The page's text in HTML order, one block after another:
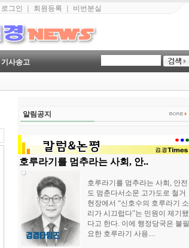
로그인 회원등록 비번분실
기사송고
알림공지
호루라기를 멈추라는 사회, 안..
호루라기를 멈추라는 사회, 안전
도 멈춘다서소문 고가도로 철거
현장에서 “신호수의 호루라기 소
리가 시끄럽다”는 민원이 제기됐
다고 한다. 이에 행정당국은 불필
요한 호루라기 사용....